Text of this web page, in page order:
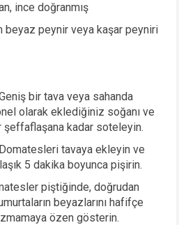
ince doğranmış
beyaz peynir veya kaşar peyniri
bir tava veya sahanda
olarak eklediğiniz soğanı ve
kadar soteleyin.
Domatesleri tavaya ekleyin ve
5 dakika boyunca pişirin.
piştiğinde, doğrudan
beyazlarını hafifçe
özen gösterin.